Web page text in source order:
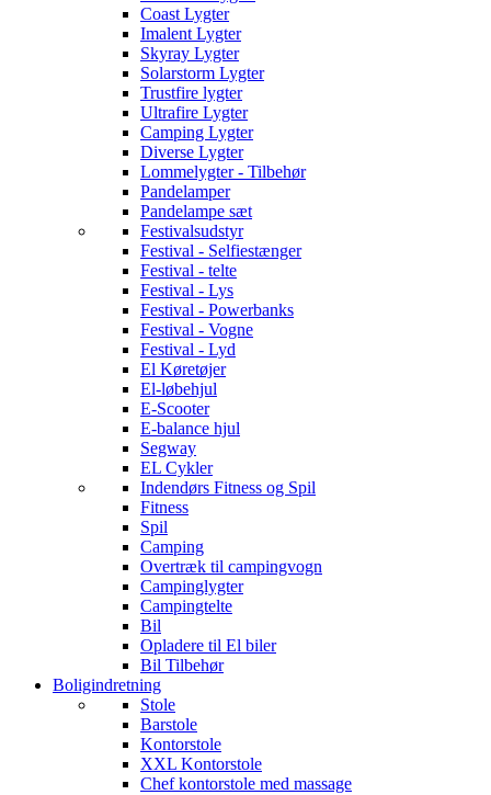
Coast Lygter
Imalent Lygter
Skyray Lygter
Solarstorm Lygter
Trustfire lygter
Ultrafire Lygter
Camping Lygter
Diverse Lygter
Lommelygter - Tilbehør
Pandelamper
Pandelampe sæt
Festivalsudstyr
Festival - Selfiestænger
Festival - telte
Festival - Lys
Festival - Powerbanks
Festival - Vogne
Festival - Lyd
El Køretøjer
El-løbehjul
E-Scooter
E-balance hjul
Segway
EL Cykler
Indendørs Fitness og Spil
Fitness
Spil
Camping
Overtræk til campingvogn
Campinglygter
Campingtelte
Bil
Opladere til El biler
Bil Tilbehør
Boligindretning
Stole
Barstole
Kontorstole
XXL Kontorstole
Chef kontorstole med massage